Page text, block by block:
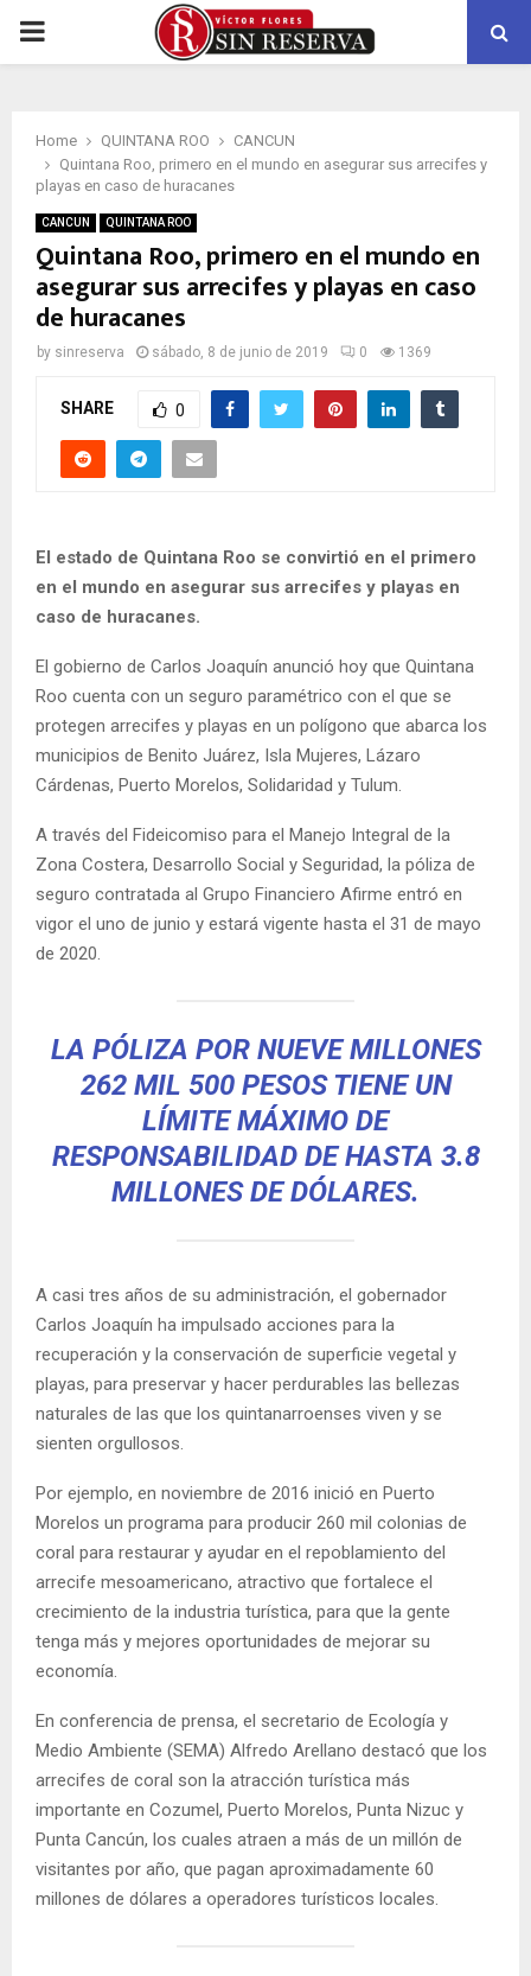
PRIMARY
Home QUINTANA ROO
CANCUN
Quintana Roo, primero en el mundo en asegurar sus arrecifes y
playas en caso de huracanes
CANCUN QUINTANA ROO
Quintana Roo, primero en el mundo en
asegurar sus arrecifes y playas en caso
de huracanes
by sinreserva sábado, 8 de junio de 2019 0 1369
SHARE 0
El estado de Quintana Roo se convirtió en el primero
en el mundo en asegurar sus arrecifes y playas en
caso de huracanes.
El gobierno de Carlos Joaquín anunció hoy que Quintana
Roo cuenta con un seguro paramétrico con el que se
protegen arrecifes y playas en un polígono que abarca los
municipios de Benito Juárez, Isla Mujeres, Lázaro
Cárdenas, Puerto Morelos, Solidaridad y Tulum.
A través del Fideicomiso para el Manejo Integral de la
Zona Costera, Desarrollo Social y Seguridad, la póliza de
seguro contratada al Grupo Financiero Afirme entró en
vigor el uno de junio y estará vigente hasta el 31 de mayo
de 2020.
LA PÓLIZA POR NUEVE MILLONES
262 MIL 500 PESOS TIENE UN
LÍMITE MÁXIMO DE
RESPONSABILIDAD DE HASTA 3.8
MILLONES DE DÓLARES.
A casi tres años de su administración, el gobernador
Carlos Joaquín ha impulsado acciones para la
recuperación y la conservación de superficie vegetal y
playas, para preservar y hacer perdurables las bellezas
naturales de las que los quintanarroenses viven y se
sienten orgullosos.
Por ejemplo, en noviembre de 2016 inició en Puerto
Morelos un programa para producir 260 mil colonias de
coral para restaurar y ayudar en el repoblamiento del
arrecife mesoamericano, atractivo que fortalece el
crecimiento de la industria turística, para que la gente
tenga más y mejores oportunidades de mejorar su
economía.
En conferencia de prensa, el secretario de Ecología y
Medio Ambiente (SEMA) Alfredo Arellano destacó que los
arrecifes de coral son la atracción turística más
importante en Cozumel, Puerto Morelos, Punta Nizuc y
Punta Cancún, los cuales atraen a más de un millón de
visitantes por año, que pagan aproximadamente 60
millones de dólares a operadores turísticos locales.